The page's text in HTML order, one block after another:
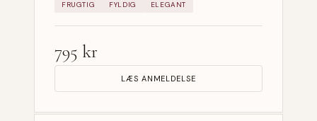
FRUGTIG FYLDIG ELEGANT
795 kr
LÆS ANMELDELSE